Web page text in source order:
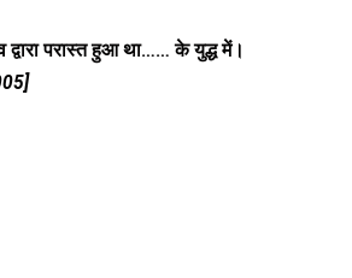
द्वारा परास्त हुआ था…… के युद्ध में।